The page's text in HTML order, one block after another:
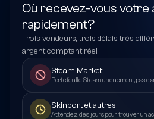
Où recevez-vous votre
rapidement?
Trois vendeurs, trois délais très
argent comptant réel.
Steam Market
Portefeuille Steam uniquement, pas
Skinport et autres
Attendez des jours pour trouver un